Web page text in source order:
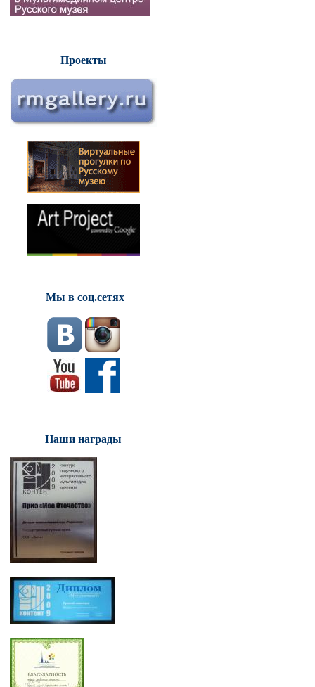
Проекты
Мы в соц.сетях
Наши награды